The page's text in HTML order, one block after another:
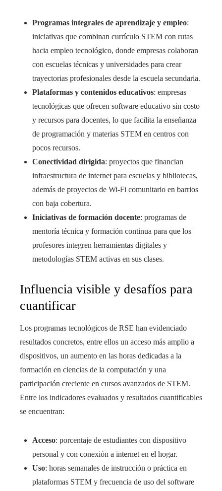
Programas integrales de aprendizaje y empleo:
iniciativas que combinan currículo STEM con rutas
hacia empleo tecnológico, donde empresas colaboran
con escuelas técnicas y universidades para crear
trayectorias profesionales desde la escuela secundaria.
Plataformas y contenidos educativos: empresas
tecnológicas que ofrecen software educativo sin costo
y recursos para docentes, lo que facilita la enseñanza
de programación y materias STEM en centros con
pocos recursos.
Conectividad dirigida: proyectos que financian
infraestructura de internet para escuelas y bibliotecas,
además de proyectos de Wi‑Fi comunitario en barrios
con baja cobertura.
Iniciativas de formación docente: programas de
mentoría técnica y formación continua para que los
profesores integren herramientas digitales y
metodologías STEM activas en sus clases.
Influencia visible y desafíos para
cuantificar
Los programas tecnológicos de RSE han evidenciado
resultados concretos, entre ellos un acceso más amplio a
dispositivos, un aumento en las horas dedicadas a la
formación en ciencias de la computación y una
participación creciente en cursos avanzados de STEM.
Entre los indicadores evaluados y resultados cuantificables
se encuentran:
Acceso: porcentaje de estudiantes con dispositivo
personal y con conexión a internet en el hogar.
Uso: horas semanales de instrucción o práctica en
plataformas STEM y frecuencia de uso del software